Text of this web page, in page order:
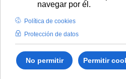
de posgrado
Enseñanzas
posgrado